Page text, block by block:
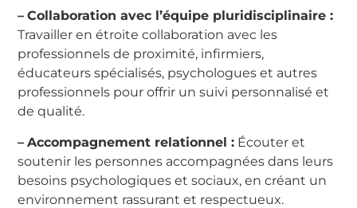
– Collaboration avec l’équipe pluridisciplinaire :
Travailler en étroite collaboration avec les
professionnels de proximité, infirmiers,
éducateurs spécialisés, psychologues et autres
professionnels pour offrir un suivi personnalisé et
de qualité.
– Accompagnement relationnel : Écouter et
soutenir les personnes accompagnées dans leurs
besoins psychologiques et sociaux, en créant un
environnement rassurant et respectueux.